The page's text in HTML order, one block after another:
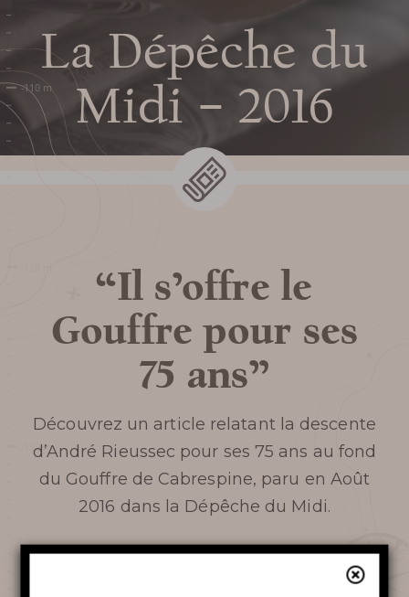
Prepare my
COME TO THE CHASM
SERVICES AND SHOP
La Dépêche du
Midi – 2016
“Il s’offre le
Gouffre pour ses
75 ans”
Découvrez un article relatant la descente
d’André Rieussec pour ses 75 ans au fond
du Gouffre de Cabrespine, paru en Août
2016 dans la Dépêche du Midi.
“André Rieussec fait partie des premières
personnes à avoir découvert le Gouffre